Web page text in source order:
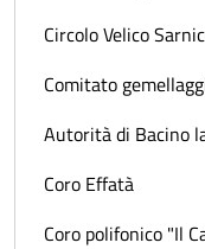
Circolo Velico
Comitato
Autorità di Bacino
Coro Effatà
Coro polifonico "Il